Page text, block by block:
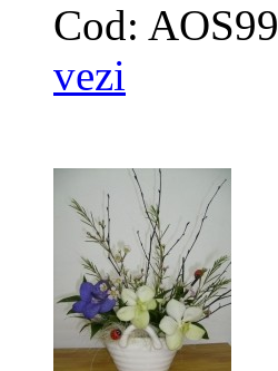
Cod: AOS99
vezi